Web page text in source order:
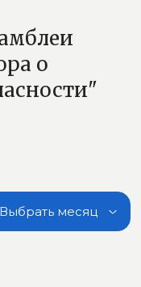
о
Выбрать месяц